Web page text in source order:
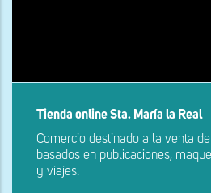
Tienda online Sta. María la Real
Comercio destinado a la venta
basados en publicaciones,
y viajes.